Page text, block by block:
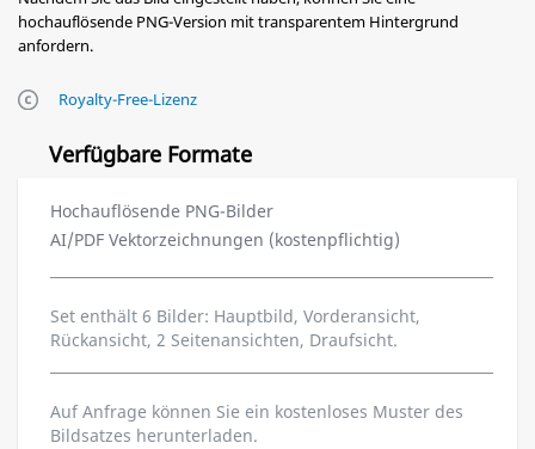
hochauflösende PNG-Version mit transparentem Hintergrund
anfordern.
Royalty-Free-Lizenz
Verfügbare Formate
Hochauflösende PNG-Bilder
AI/PDF Vektorzeichnungen (kostenpflichtig)
Set enthält 6 Bilder: Hauptbild, Vorderansicht,
Rückansicht, 2 Seitenansichten, Draufsicht.
Auf Anfrage können Sie ein kostenloses Muster des
Bildsatzes herunterladen.